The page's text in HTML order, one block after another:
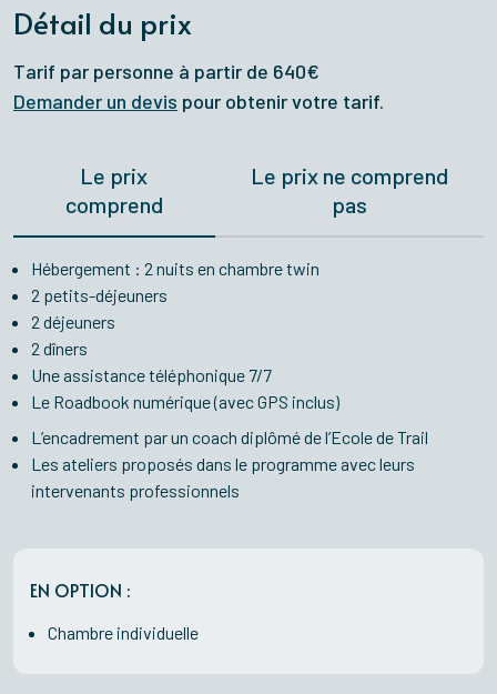
Détail du prix
Tarif par personne à partir de 640€
Demander un devis pour obtenir votre tarif.
Le prix
comprend
Le prix ne comprend
pas
Hébergement : 2 nuits en chambre twin
2 petits-déjeuners
2 déjeuners
2 dîners
Une assistance téléphonique 7/7
Le Roadbook numérique (avec GPS inclus)
L’encadrement par un coach diplômé de l’Ecole de Trail
Les ateliers proposés dans le programme avec leurs
intervenants professionnels
EN OPTION :
Chambre individuelle